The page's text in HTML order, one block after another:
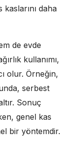
kaslarını daha
de evde
kullanımı,
olur. Örneğin,
serbest
Sonuç
genel kas
bir yöntemdir.